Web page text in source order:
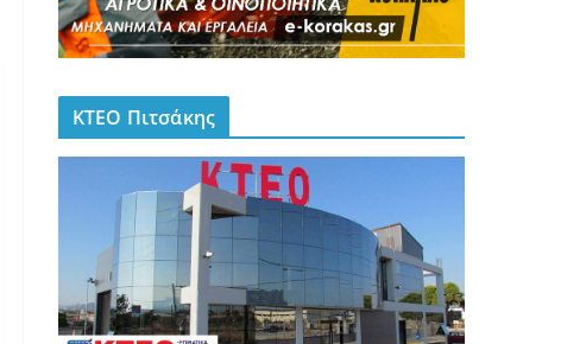
ΚΤΕΟ Πιτσάκης